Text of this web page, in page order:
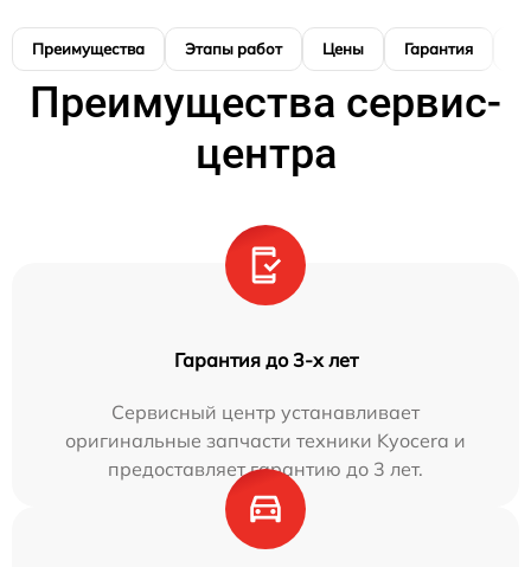
Преимущества Этапы работ Цены Гарантия
Преимущества сервис-
центра
Гарантия до 3-х лет
Сервисный центр устанавливает
оригинальные запчасти техники Kyocera и
предоставляет гарантию до 3 лет.